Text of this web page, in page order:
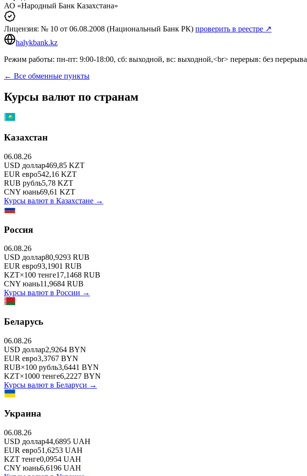
АО «Народный Банк Казахстана»
Лицензия: № 10 от 06.08.2008 (Национальный Банк РК) проверить в реестре ↗
halykbank.kz
Режим работы: пн-пт: 9:00-18:00, сб: выходной, вс: выходной,<br> перерыв: без перерыва
← Все обменные пункты
Курсы валют по странам
Казахстан
06.08.26
USD доллар469,85 KZT
EUR евро542,16 KZT
RUB рубль5,78 KZT
CNY юань69,61 KZT
Курсы валют в Казахстане →
Россия
06.08.26
USD доллар80,9293 RUB
EUR евро93,1901 RUB
KZT×100 тенге17,1468 RUB
CNY юань11,9684 RUB
Курсы валют в России →
Беларусь
06.08.26
USD доллар2,9264 BYN
EUR евро3,3767 BYN
RUB×100 рубль3,6441 BYN
KZT×1000 тенге6,2227 BYN
Курсы валют в Беларуси →
Украина
06.08.26
USD доллар44,6895 UAH
EUR евро51,6253 UAH
KZT тенге0,0954 UAH
CNY юань6,6196 UAH